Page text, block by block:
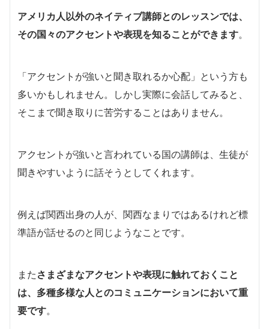
アメリカ人以外のネイティブ講師とのレッスンでは、
その国々のアクセントや表現を知ることができます。
「アクセントが強いと聞き取れるか心配」という方も
多いかもしれません。しかし実際に会話してみると、
そこまで聞き取りに苦労することはありません。
アクセントが強いと言われている国の講師は、生徒が
聞きやすいように話そうとしてくれます。
例えば関西出身の人が、関西なまりではあるけれど標
準語が話せるのと同じようなことです。
また さまざまなアクセントや表現に触れておくこと
は、多種多様な人とのコミュニケーションにおいて重
要です。